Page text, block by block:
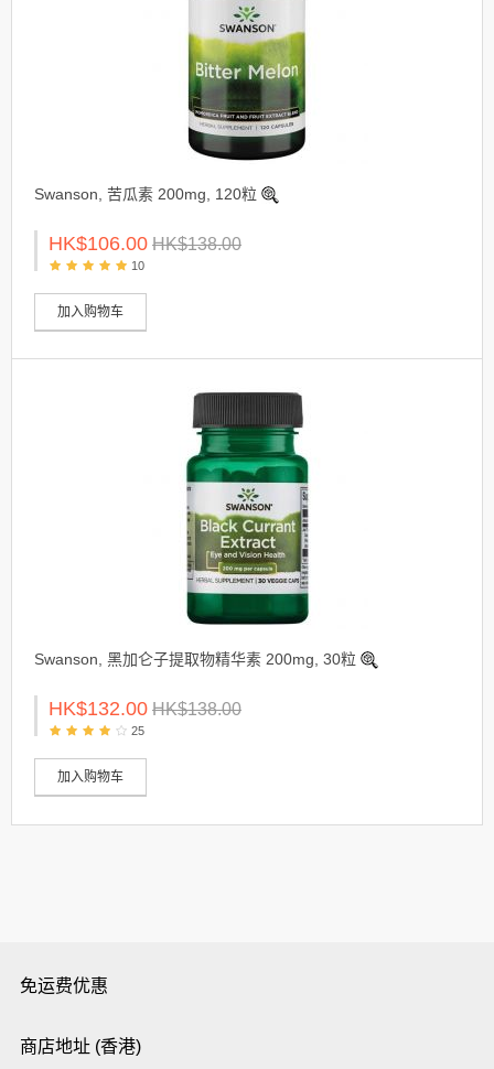
Swanson, 苦瓜素 200mg, 120粒
HK$106.00 HK$138.00
10
加入购物车
Swanson, 黑加仑子提取物精华素 200mg, 30粒
HK$132.00 HK$138.00
25
加入购物车
免运费优惠
商店地址 (香港)